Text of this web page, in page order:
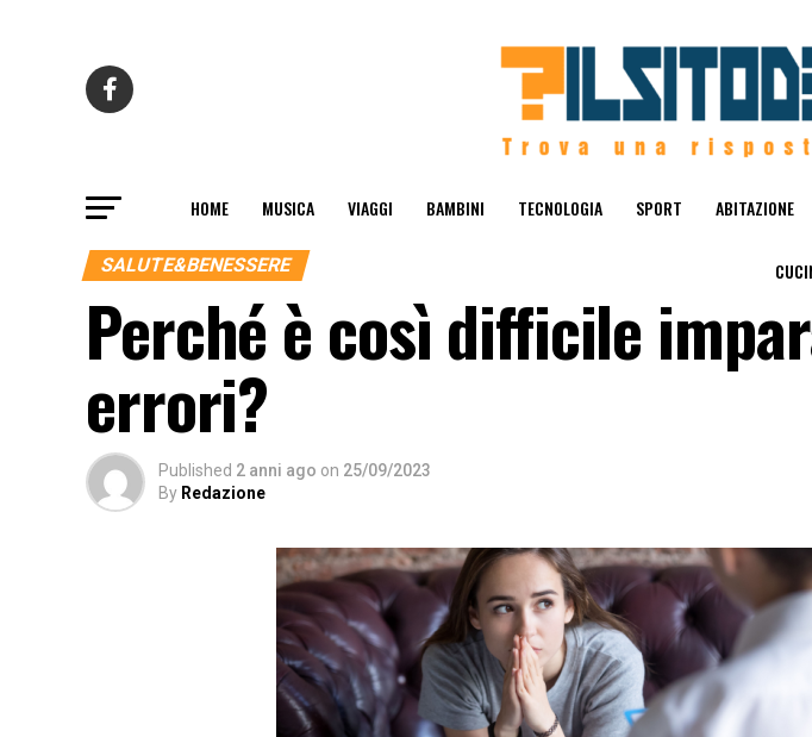
HOME MUSICA VIAGGI BAMBINI TECNOLOGIA SPORT ABITAZIONE
SALUTE&BENESSERE
Perché è così difficile
errori?
Published 2 anni ago on 25/09/2023
By Redazione